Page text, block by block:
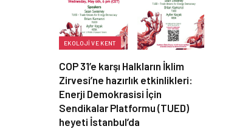
EKOLOJI VE KENT
COP 31’e karşı Halkların İklim
Zirvesi’ne hazırlık etkinlikleri:
Enerji Demokrasisi İçin
Sendikalar Platformu (TUED)
heyeti İstanbul’da